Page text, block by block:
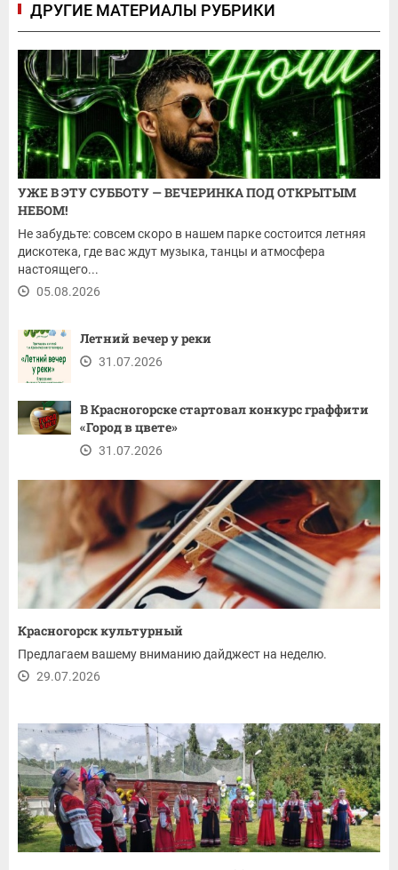
ДРУГИЕ МАТЕРИАЛЫ РУБРИКИ
УЖЕ В ЭТУ СУББОТУ — ВЕЧЕРИНКА ПОД ОТКРЫТЫМ
НЕБОМ!
Не забудьте: совсем скоро в нашем парке состоится летняя
дискотека, где вас ждут музыка, танцы и атмосфера
настоящего...
05.08.2026
Летний вечер у реки
31.07.2026
В Красногорске стартовал конкурс граффити
«Город в цвете»
31.07.2026
Красногорск культурный
Предлагаем вашему вниманию дайджест на неделю.
29.07.2026